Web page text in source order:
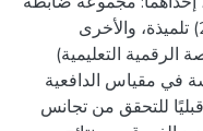
(درست بالطريقة التقليدية) وعددها (20) تلميذة، والأخرى
التعليمية)
في مقياس الدافعية
قبليًا للتحقق من تجانس